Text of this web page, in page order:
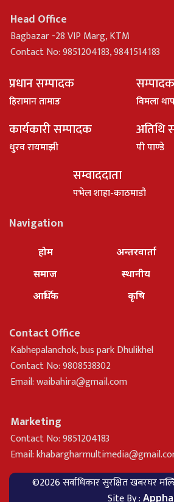
Head Office
Bagbazar -28 VIP Marg, KTM
Contact No: 9851204183, 9841514183
प्रधान सम्पादक
हिरामान तामाङ
सम्पादक
विमला
कार्यकारी सम्पादक
धु्रव रायमाझी
अतिथि
पी पाण्डे
सम्वाददाता
पभेल शाहा-काठमाडौ
Navigation
होम
समाज
आर्थिक
अन्तरवार्ता
स्थानीय
कृषि
Contact Office
Kabhepalanchok, bus park Dhulikhel
Contact No: 9808538302
Email:waibahira@gmail.com
Marketing
Contact No: 9851204183
Email:
©2026 सर्वाधिकार सुरक्षित खबरघर
Site By :